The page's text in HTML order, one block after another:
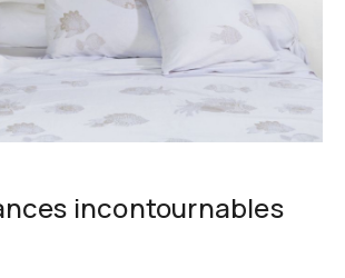
incontournables